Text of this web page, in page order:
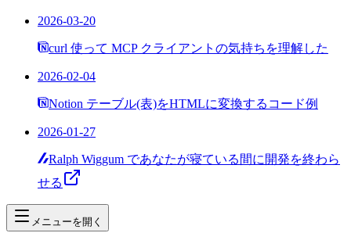
2026-03-20
curl 使って MCP クライアントの気持ちを理解した
2026-02-04
Notion テーブル(表)をHTMLに変換するコード例
2026-01-27
Ralph Wiggum であなたが寝ている間に開発を終わら
せる
メニューを開く